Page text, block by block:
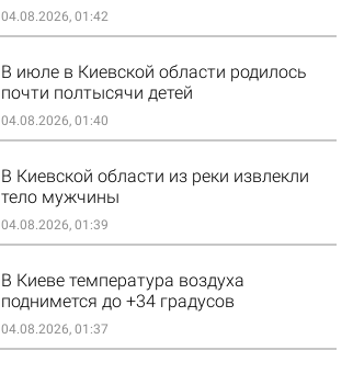
04.08.2026, 01:42
В июле в Киевской области родилось
почти полтысячи детей
04.08.2026, 01:40
В Киевской области из реки извлекли
тело мужчины
04.08.2026, 01:39
В Киеве температура воздуха
поднимется до +34 градусов
04.08.2026, 01:37